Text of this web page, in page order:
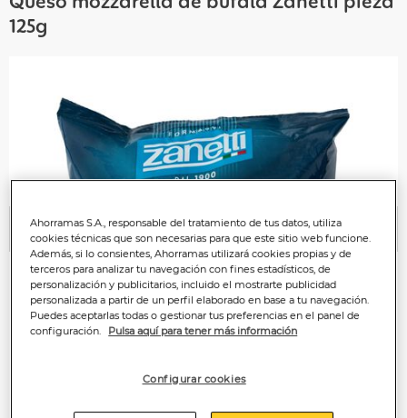
125g
Anterior
Ahorramas S.A., responsable del tratamiento de tus datos, utiliza
cookies técnicas que son necesarias para que este sitio web funcione.
Además, si lo consientes, Ahorramas utilizará cookies propias y de
terceros para analizar tu navegación con fines estadísticos, de
personalización y publicitarios, incluido el mostrarte publicidad
personalizada a partir de un perfil elaborado en base a tu navegación.
Puedes aceptarlas todas o gestionar tus preferencias en el panel de
configuración.
Pulsa aquí para tener más información
Configurar cookies